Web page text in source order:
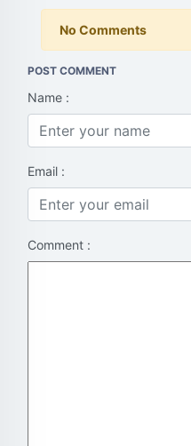
No Comments
POST COMMENT
Name :
Email :
Comment :